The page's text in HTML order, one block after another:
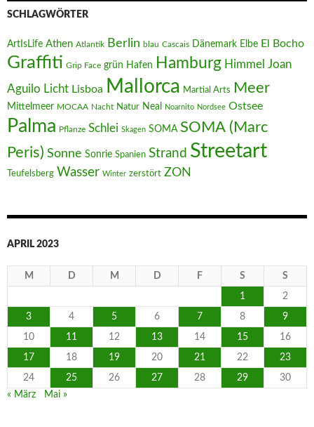
SCHLAGWÖRTER
ArtIsLife Athen Atlantik Berlin blau Cascais Dänemark Elbe El Bocho
Graffiti Grip Face grün Hafen Hamburg Himmel Joan
Aguilo Licht Lisboa Mallorca Martial Arts Meer
Mittelmeer MOCAA Nacht Natur Neal Noarnito Nordsee Ostsee
Palma Pflanze Schlei Skagen SOMA SOMA (Marc
Peris) Sonne Sonrie Spanien Strand Streetart
Teufelsberg Wasser Winter zerstört ZON
APRIL 2023
M D M D F S S
1 2
3 4 5 6 7 8 9
10 11 12 13 14 15 16
17 18 19 20 21 22 23
24 25 26 27 28 29
30
« März
Mai »